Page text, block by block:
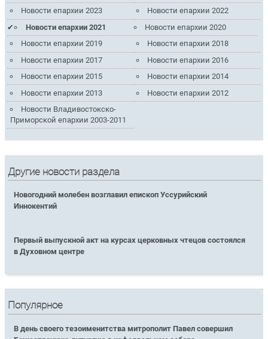
Новости епархии 2023
Новости епархии 2022
Новости епархии 2021
Новости епархии 2020
Новости епархии 2019
Новости епархии 2018
Новости епархии 2017
Новости епархии 2016
Новости епархии 2015
Новости епархии 2014
Новости епархии 2013
Новости епархии 2012
Новости Владивостокско-
Приморской епархии 2003-2011
Другие новости раздела
Новогодний молебен возглавил епископ Уссурийский
Иннокентий
Первый выпускной акт на курсах церковных чтецов состоялся
в Духовном центре
Популярное
В день своего тезоименитства митрополит Павел совершил